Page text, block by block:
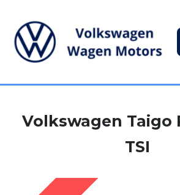
Volkswagen Taigo
TSI